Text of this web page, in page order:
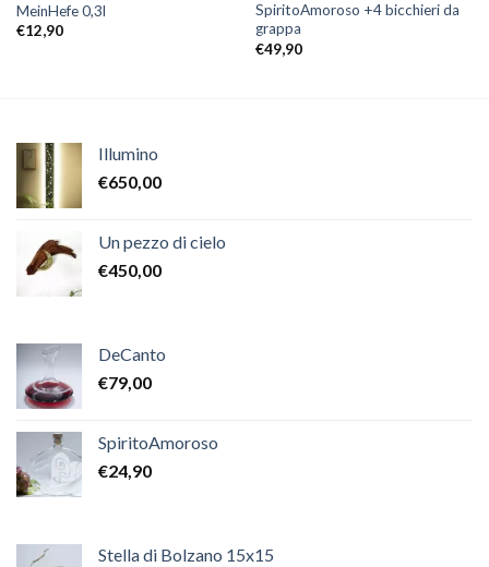
MeinHefe 0,3l
€12,90
SpiritoAmoroso +4 bicchieri da
grappa
€49,90
Illumino
€650,00
Un pezzo di cielo
€450,00
DeCanto
€79,00
SpiritoAmoroso
€24,90
Stella di Bolzano 15x15